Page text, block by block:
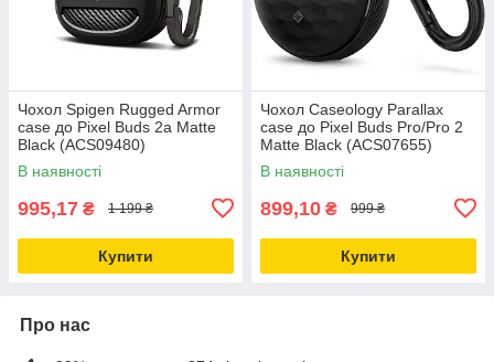
Чохол Spigen Rugged Armor
case до Pixel Buds 2a Matte
Black (ACS09480)
В наявності
995,17 ₴ 1 199 ₴
Купити
Чохол Caseology Parallax
case до Pixel Buds Pro/Pro 2
Matte Black (ACS07655)
В наявності
899,10 ₴ 999 ₴
Купити
Про нас